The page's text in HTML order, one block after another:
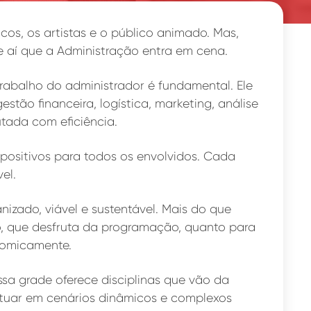
os artistas e o público animado. Mas,
aí que a Administração entra em cena.
do administrador é fundamental. Ele
financeira, logística, marketing, análise
com eficiência.
para todos os envolvidos. Cada
viável e sustentável. Mais do que
desfruta da programação, quanto para
grade oferece disciplinas que vão da
em cenários dinâmicos e complexos